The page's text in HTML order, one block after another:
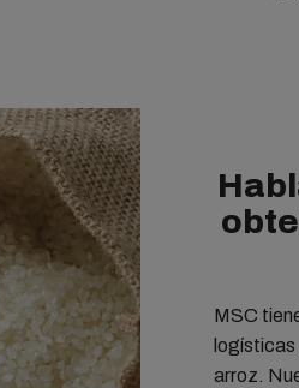
MSC
logísticas
arroz.